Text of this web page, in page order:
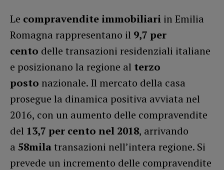
Le compravendite immobiliari in Emilia
Romagna rappresentano il 9,7 per
cento delle transazioni residenziali italiane
e posizionano la regione al terzo
posto nazionale. Il mercato della casa
prosegue la dinamica positiva avviata nel
2016, con un aumento delle compravendite
del 13,7 per cento nel 2018, arrivando
a 58milatransazioni nell’intera regione. Si
prevede un incremento delle compravendite